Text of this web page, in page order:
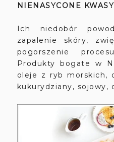
NIENASYCONE
Ich niedobór
zapalenie skóry,
pogorszenie
Produkty bogate w
oleje z ryb morskich,
kukurydziany, sojowy,